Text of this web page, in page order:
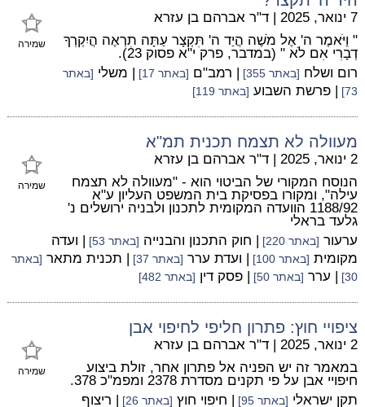
שמירה
7 ינואר, 2025 | ד"ר אברהם בן עזרא
" וַיֹּאמֶר ה' אֶל מֹשֶׁה הֲיַד ה' תִּקְצָר עַתָּה תִרְאֶה הֲיִקְרְךָ
דְבָרִי אִם לֹא " (במדבר, פרק י"א פסוק 23).
רום ושלח [באתר 355] | רמב"ם [באתר 17] | משלי [באתר
73]
| פרשת השבוע [באתר 119]
מעוולה לא תצמח תכנית תמ"א
שמירה
2 ינואר, 2025 | ד"ר אברהם בן עזרא
הנוסח המקורי של הביטוי הוא - "מעוולה לא תצמח
עילה", ומקורו בפסיקת בית המשפט העליון ע"א
1188/92 הוועדה המקומית לתכנון ולבניה ירושלים נ'
גלעד בראלי
ערעור [באתר 220] | חוק התכנון והבנייה [באתר 53]
| ועדה
מקומית [באתר 100] | ועדת ערר [באתר 37] | תכנית מתאר [באתר
30]
| ערר [באתר 50] | פסק דין [באתר 482]
ציפויי חוץ: פתרון חליפי לחיפוי אבן
שמירה
2 ינואר, 2025 | ד"ר אברהם בן עזרא
במאמר זה יש הפניה אל פתרון אחר, זולת ביצוע
חיפויי אבן על פי תקנים מסדרת 2378 ומפמ"כ 378.
תקן ישראלי [באתר 95] | חיפוי חוץ [באתר 26]
| ריצוף